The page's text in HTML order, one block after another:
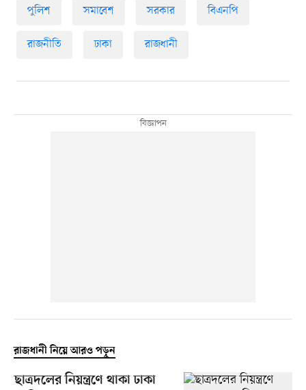
পুলিশ সমাবেশ সরকার বিএনপি
রাজনীতি ঢাকা রাজধানী
রাজধানী নিয়ে আরও পড়ুন
ছাত্রদলের নিয়ন্ত্রণে থাকা ঢাকা